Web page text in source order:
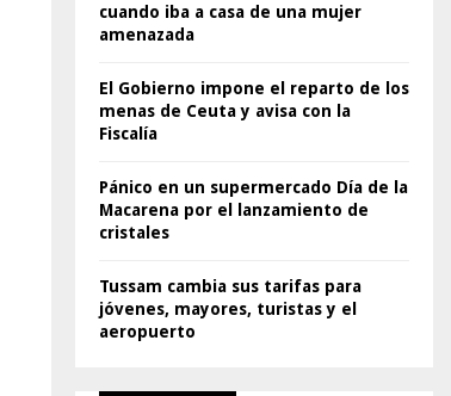
cuando iba a casa de una mujer
amenazada
El Gobierno impone el reparto de los
menas de Ceuta y avisa con la
Fiscalía
Pánico en un supermercado Día de la
Macarena por el lanzamiento de
cristales
Tussam cambia sus tarifas para
jóvenes, mayores, turistas y el
aeropuerto